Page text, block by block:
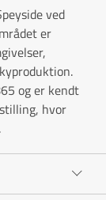
ved
er
og er kendt
hvor